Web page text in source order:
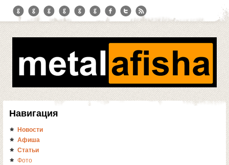
Навигация
Новости
Афиша
Статьи
Фото